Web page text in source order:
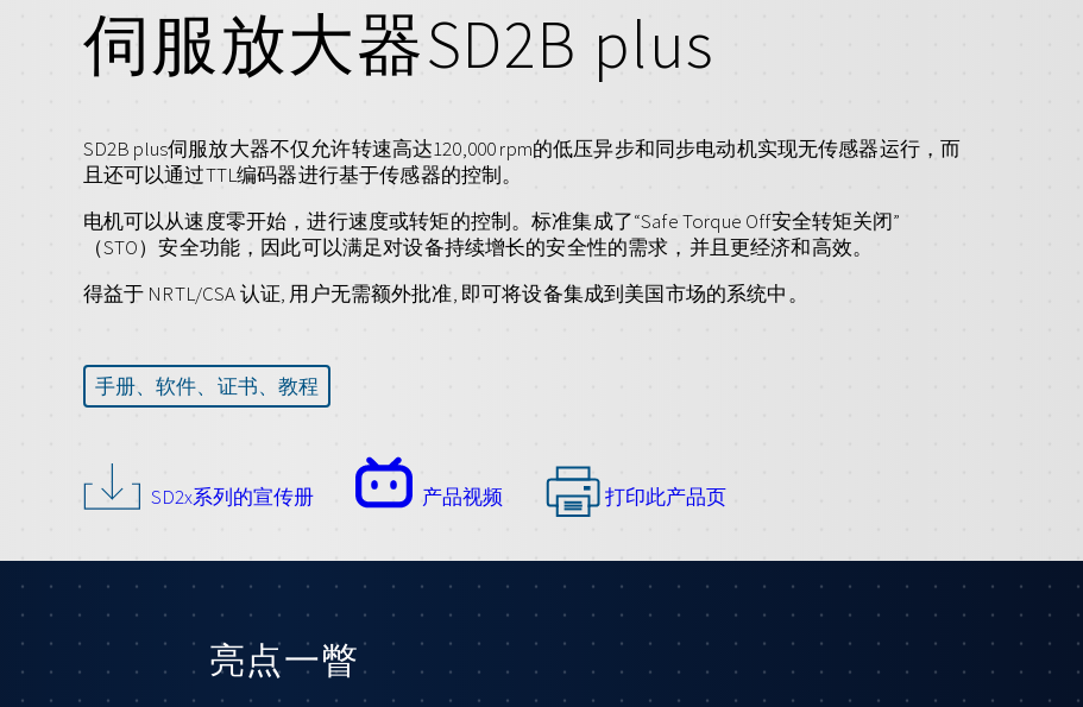
伺服放大器SD2B plus
SD2B plus伺服放大器不仅允许转速高达120,000 rpm的低压异步和同步电动机实现无传感器运行，而
且还可以通过TTL编码器进行基于传感器的控制。
电机可以从速度零开始，进行速度或转矩的控制。标准集成了“Safe Torque Off安全转矩关闭”
（STO）安全功能，因此可以满足对设备持续增长的安全性的需求，并且更经济和高效。
得益于 NRTL/CSA 认证, 用户无需额外批准, 即可将设备集成到美国市场的系统中。
手册、软件、证书、教程
SD2x系列的宣传册 产品视频 打印此产品页
亮点一瞥